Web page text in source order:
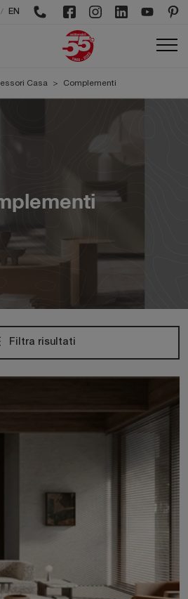
/ EN
Casa > Complementi
Filtra risultati